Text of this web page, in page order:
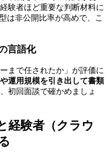
験者ほど重要な判断材料に
は非公開比率が高めで、こ
言語化
まで任されたか」が評価に
運用規模を引き出して書類
初回面談で確かめましょ
経験者（クラウ